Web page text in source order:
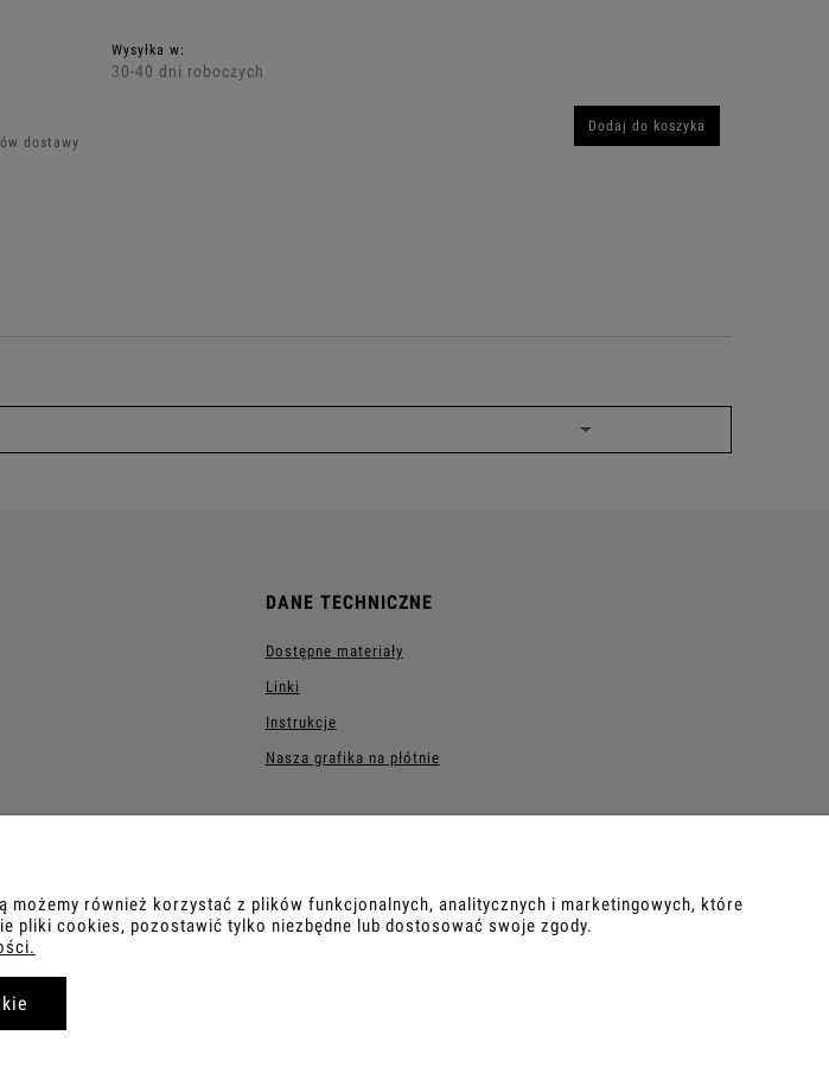
Wysyłka w:
30-40 dni roboczych
dostawy
Dodaj do koszyka
DANE TECHNICZNE
Dostępne materiały
Linki
Instrukcje
Nasza grafika na płótnie
Shoper.pl
możemy również korzystać z plików funkcjonalnych, analitycznych i marketingowych, które
pliki cookies, pozostawić tylko niezbędne lub dostosować swoje zgody.